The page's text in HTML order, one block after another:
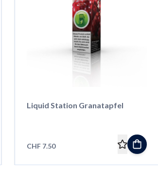
Liquid Station Granatapfel
CHF 7.50